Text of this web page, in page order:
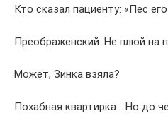
Кто сказал пациенту: «Пес
Преображенский: Не плюй на
Может, Зинка взяла?
Похабная квартирка… Но до